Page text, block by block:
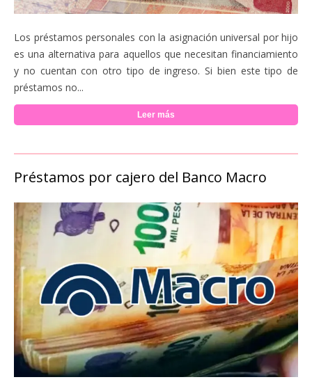
Los préstamos personales con la asignación universal por hijo
es una alternativa para aquellos que necesitan financiamiento
y no cuentan con otro tipo de ingreso. Si bien este tipo de
préstamos no...
Leer más
Préstamos por cajero del Banco Macro